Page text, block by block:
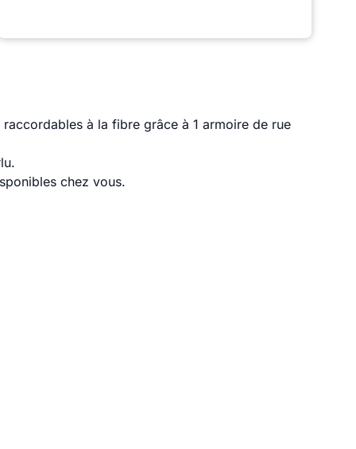
à la fibre grâce à 1 armoire de rue
chez vous.